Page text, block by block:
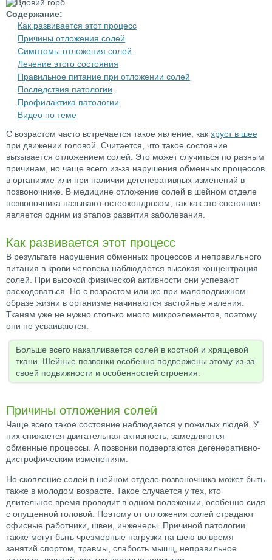
Содержание:
Как развивается этот процесс
Причины отложения солей
Симптомы отложения солей
Лечение этого состояния
Правильное питание при отложении солей
Последствия патологии
Профилактика патологии
Видео по теме
С возрастом часто встречается такое явление, как хруст в шее
при движении головой. Считается, что такое состояние
вызывается отложением солей. Это может случиться по разным
причинам, но чаще всего из-за нарушения обменных процессов
в организме или при наличии дегенеративных изменений в
позвоночнике. В медицине отложение солей в шейном отделе
позвоночника называют остеохондрозом, так как это состояние
является одним из этапов развития заболевания.
Как развивается этот процесс
В результате нарушения обменных процессов и неправильного
питания в крови человека наблюдается высокая концентрация
солей. При высокой физической активности они успевают
расходоваться. Но с возрастом или же при малоподвижном
образе жизни в организме начинаются застойные явления.
Тканям уже не нужно столько много микроэлементов, поэтому
они не усваиваются.
Больше всего накапливается солей в костной и хрящевой
ткани. Шейные позвонки особенно подвержены этому из-за
своей подвижности и особенностей строения.
Причины отложения солей
Чаще всего такое состояние наблюдается у пожилых людей. У
них снижается двигательная активность, замедляются
обменные процессы. А позвонки подвергаются дегенеративно-
дистрофическим изменениям.
Но скопление солей в шейном отделе позвоночника может быть
также в молодом возрасте. Такое случается у тех, кто
длительное время проводит в одном положении, особенно сидя
с опущенной головой. Поэтому от отложения солей страдают
офисные работники, швеи, инженеры. Причиной патологии
также могут быть чрезмерные нагрузки на шею во время
занятий спортом, травмы, слабость мышц, неправильное